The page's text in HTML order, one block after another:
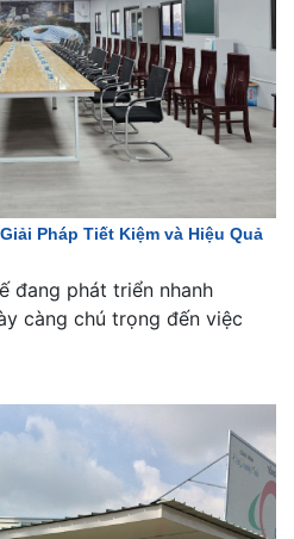
Pháp Tiết Kiệm và Hiệu Quả
đang phát triển nhanh
càng chú trọng đến việc